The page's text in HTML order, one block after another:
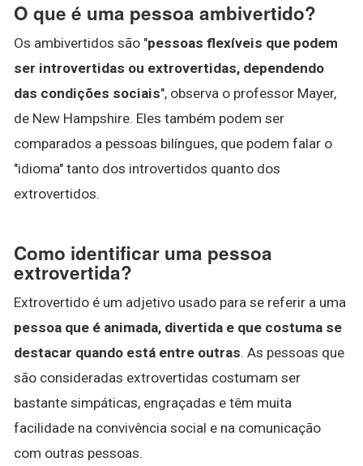
O que é uma pessoa ambivertido?
Os ambivertidos são "pessoas flexíveis que podem
ser introvertidas ou extrovertidas, dependendo
das condições sociais", observa o professor Mayer,
de New Hampshire. Eles também podem ser
comparados a pessoas bilíngues, que podem falar o
"idioma" tanto dos introvertidos quanto dos
extrovertidos.
Como identificar uma pessoa
extrovertida?
Extrovertido é um adjetivo usado para se referir a uma
pessoa que é animada, divertida e que costuma se
destacar quando está entre outras. As pessoas que
são consideradas extrovertidas costumam ser
bastante simpáticas, engraçadas e têm muita
facilidade na convivência social e na comunicação
com outras pessoas.